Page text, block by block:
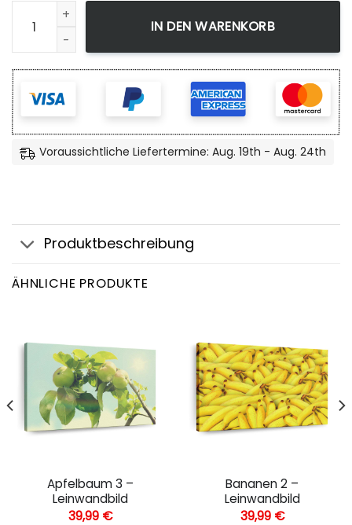
Tasse Kaffeebohnenblätter - Leinwandbild Menge
IN DEN WARENKORB
Voraussichtliche Liefertermine: Aug. 19th - Aug. 24th
Produktbeschreibung
ÄHNLICHE PRODUKTE
Apfelbaum 3 –
Leinwandbild
39,99 €
Bananen 2 –
Leinwandbild
39,99 €